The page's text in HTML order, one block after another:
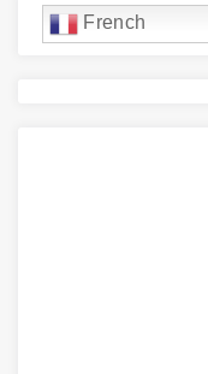
French